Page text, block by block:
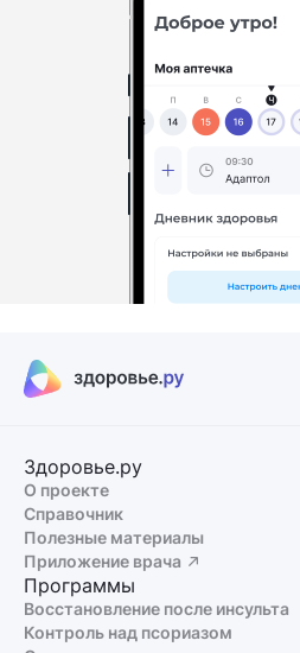
Здоровье.ру
О проекте
Справочник
Полезные материалы
Приложение врача
Программы
Восстановление после инсульта
Контроль над псориазом